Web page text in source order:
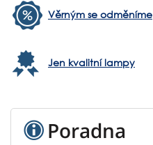
Věrným se odměníme
Jen kvalitní lampy
Poradna